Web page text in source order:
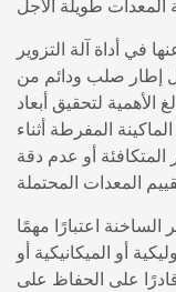
في أداة آلة التزوير
إطار صلب ودائم من
الأهمية لتحقيق أبعاد
المفرطة أثناء
أو عدم دقة
الساخنة اعتبارًا مهمًا
أو الميكانيكية أو
على الحفاظ على